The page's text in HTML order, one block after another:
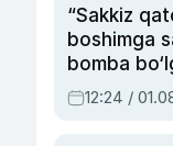
“Sakkiz
boshimga
bomba
Oripovni
12:24 /